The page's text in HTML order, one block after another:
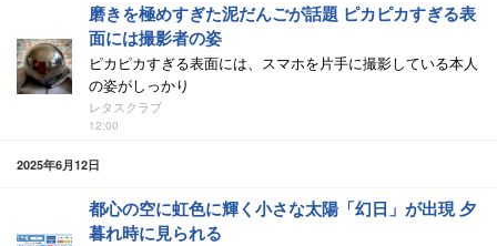
磨きを極めすぎた泥だんごが話題 ピカピカすぎる表
面には撮影者の姿
ピカピカすぎる表面には、スマホを片手に撮影している本人
の姿がしっかり
レタスクラブ
12:00
2025年6月12日
都心の空に虹色に輝く小さな太陽「幻日」が出現 夕
暮れ時に見られる